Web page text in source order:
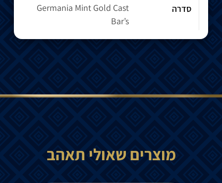
סדרה
Germania Mint Gold Cast
Bar’s
מוצרים שאולי תאהב